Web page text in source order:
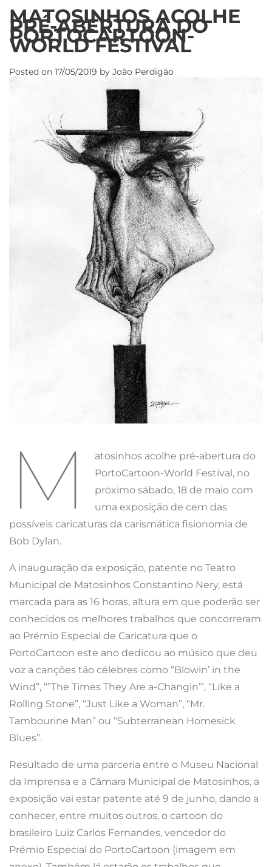
MATOSINHOS ACOLHE
PRÉ-ABERTURA DO
PORTOCARTOON-
WORLD FESTIVAL
Posted on 17/05/2019 by João Perdigão
M
atosinhos acolhe pré-abertura do
PortoCartoon-World Festival, no
próximo sábado, 18 de maio com
uma exposição de cem das
possíveis caricaturas da carismática fisionomia de
Bob Dylan.
A inauguração da exposição, patente no Teatro
Municipal de Matosinhos Constantino Nery, está
marcada para as 16 horas, altura em que poderão ser
conhecidos os melhores trabalhos que concorreram
ao Prémio Especial de Caricatura que o
PortoCartoon este ano dedicou ao músico que deu
voz a canções tão célebres como “Blowin’ in the
Wind”, “”The Times They Are a-Changin’”, “Like a
Rolling Stone”, “Just Like a Woman”, “Mr.
Tambourine Man” ou “Subterranean Homesick
Blues”.
Resultado de uma parceria entre o Museu Nacional
da Imprensa e a Câmara Municipal de Matosinhos, a
exposição vai estar patente até 9 de junho, dando a
conhecer, entre muitos outros, o cartoon do
brasileiro Luiz Carlos Fernandes, vencedor do
Prémio Especial do PortoCartoon (imagem em